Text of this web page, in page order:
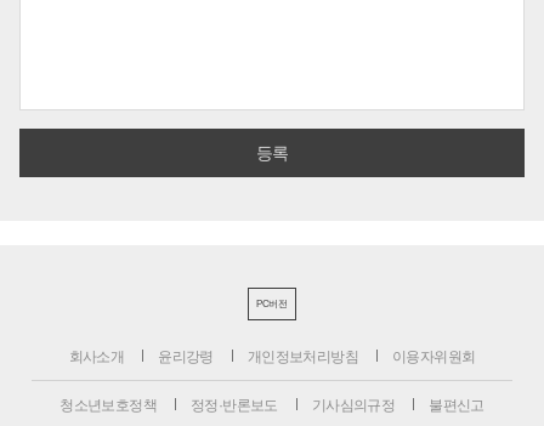
PC버전
회사소개 윤리강령 개인정보처리방침 이용자위원회
청소년보호정책 정정·반론보도 기사심의규정 불편신고